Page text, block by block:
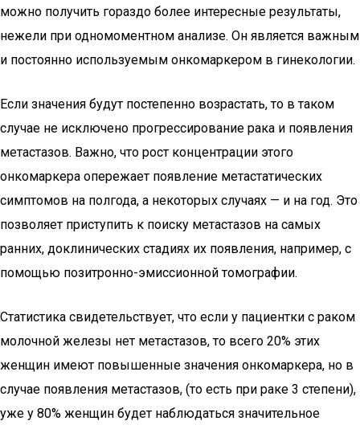
можно получить гораздо более интересные результаты,
нежели при одномоментном анализе. Он является важным
и постоянно используемым онкомаркером в гинекологии.
Если значения будут постепенно возрастать, то в таком
случае не исключено прогрессирование рака и появления
метастазов. Важно, что рост концентрации этого
онкомаркера опережает появление метастатических
симптомов на полгода, а некоторых случаях — и на год. Это
позволяет приступить к поиску метастазов на самых
ранних, доклинических стадиях их появления, например, с
помощью позитронно-эмиссионной томографии.
Статистика свидетельствует, что если у пациентки с раком
молочной железы нет метастазов, то всего 20% этих
женщин имеют повышенные значения онкомаркера, но в
случае появления метастазов, (то есть при раке 3 степени),
уже у 80% женщин будет наблюдаться значительное